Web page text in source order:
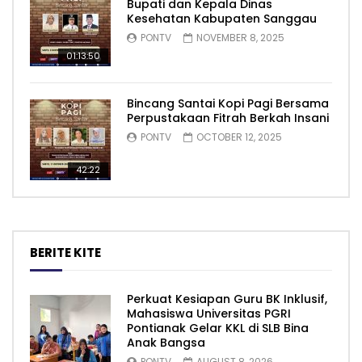
01:13:50
Bupati dan Kepala Dinas
Kesehatan Kabupaten Sanggau
PONTV NOVEMBER 8, 2025
42:22
Bincang Santai Kopi Pagi Bersama
Perpustakaan Fitrah Berkah Insani
PONTV OCTOBER 12, 2025
BERITE KITE
Perkuat Kesiapan Guru BK Inklusif,
Mahasiswa Universitas PGRI
Pontianak Gelar KKL di SLB Bina
Anak Bangsa